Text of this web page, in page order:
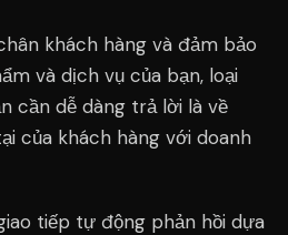
khách hàng và đảm bảo
và dịch vụ của bạn, loại
cần dễ dàng trả lời là về
của khách hàng với doanh
tiếp tự động phản hồi dựa